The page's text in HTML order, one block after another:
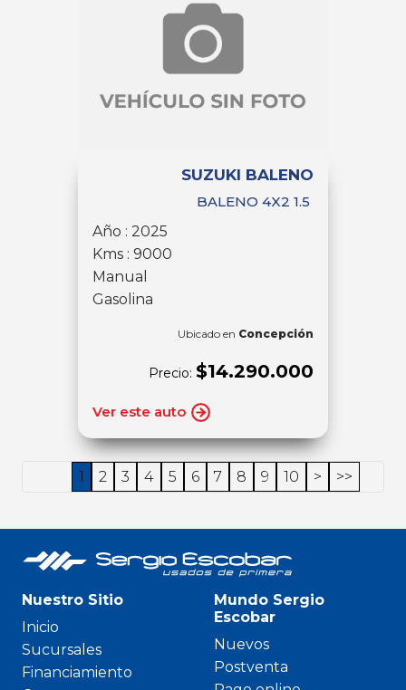
SUZUKI BALENO
BALENO 4X2 1.5
Año : 2025
Kms : 9000
Manual
Gasolina
Ubicado en Concepción
Precio: $14.290.000
Ver este auto
1 2 3 4 5 6 7 8 9 10 > >>
Nuestro Sitio
Inicio
Sucursales
Financiamiento
Mundo Sergio
Escobar
Nuevos
Postventa